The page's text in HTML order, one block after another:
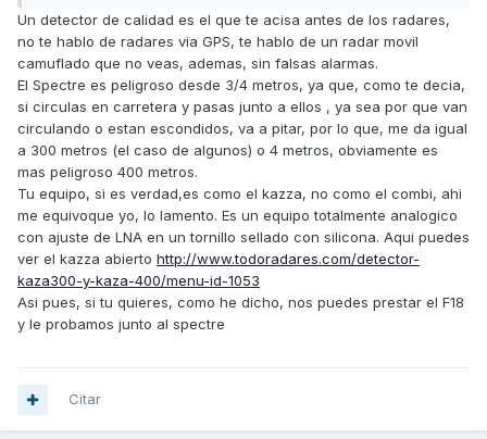
Un detector de calidad es el que te acisa antes de los radares,
no te hablo de radares via GPS, te hablo de un radar movil
camuflado que no veas, ademas, sin falsas alarmas.
El Spectre es peligroso desde 3/4 metros, ya que, como te decia,
si circulas en carretera y pasas junto a ellos , ya sea por que van
circulando o estan escondidos, va a pitar, por lo que, me da igual
a 300 metros (el caso de algunos) o 4 metros, obviamente es
mas peligroso 400 metros.
Tu equipo, si es verdad,es como el kazza, no como el combi, ahi
me equivoque yo, lo lamento. Es un equipo totalmente analogico
con ajuste de LNA en un tornillo sellado con silicona. Aqui puedes
ver el kazza abierto http://www.todoradares.com/detector-
kaza300-y-kaza-400/menu-id-1053
Asi pues, si tu quieres, como he dicho, nos puedes prestar el F18
y le probamos junto al spectre
Citar